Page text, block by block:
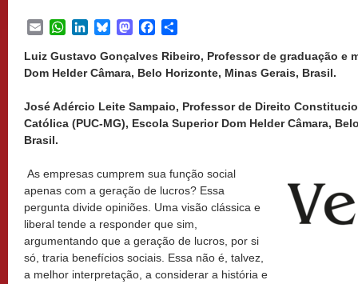
EmailWhatsApp
LinkedInBlueskyMastodonFacebook
Luiz Gustavo Gonçalves Ribeiro, Professor de graduação e
Dom Helder Câmara, Belo Horizonte, Minas Gerais, Brasil.
José Adércio Leite Sampaio, Professor de Direito
Católica (PUC-MG), Escola Superior Dom Helder Câmara,
Brasil.
As empresas cumprem sua função social
apenas com a geração de lucros? Essa
pergunta divide opiniões. Uma visão clássica e
liberal tende a responder que sim,
argumentando que a geração de lucros, por si
só, traria benefícios sociais. Essa não é, talvez,
a melhor interpretação, a considerar a história e